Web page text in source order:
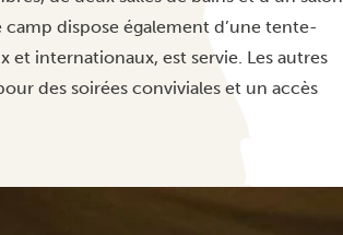
dispose également d’une tente-
et internationaux, est servie. Les autres
des soirées conviviales et un accès